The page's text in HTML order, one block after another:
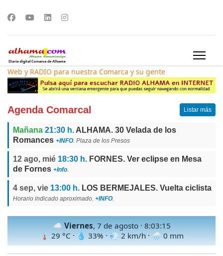
Web y RADIO para nuestra Comarca y su gente
Agenda Comarcal Listar más
Mañana 21:30 h. ALHAMA. 30 Velada de los
Romances +INFO. Plaza de los Presos
12 ago, mié 18:30 h. FORNES. Ver eclipse en Mesa
de Fornes +Info.
4 sep, vie 13:00 h. LOS BERMEJALES. Vuelta ciclista
Horario indicado aproximado. +INFO.
☁️ Viernes, 7 de agosto · 8:03:17
🌡 29 °C · 💧 33% · 💨 2 km/h · 🌧 0 mm